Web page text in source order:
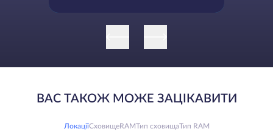
ВАС ТАКОЖ МОЖЕ ЗАЦІКАВИТИ
ЛокаціїСховищеRAMТип сховищаТип RAM